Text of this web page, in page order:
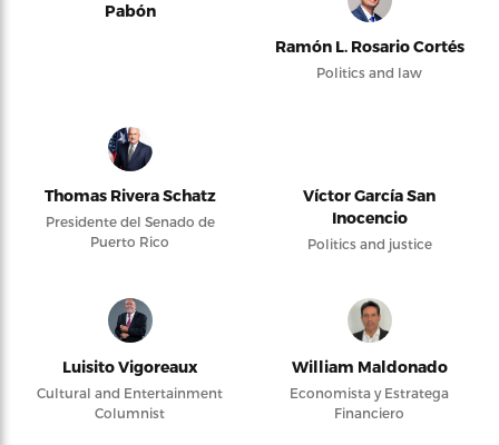
Pabón
Ramón L. Rosario Cortés
Politics and law
Thomas Rivera Schatz
Presidente del Senado de
Puerto Rico
Víctor García San
Inocencio
Politics and justice
Luisito Vigoreaux
Cultural and Entertainment
Columnist
William Maldonado
Economista y Estratega
Financiero